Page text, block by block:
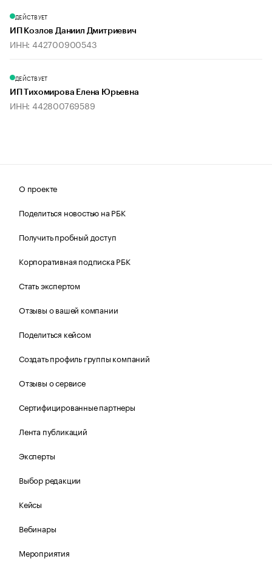
ДЕЙСТВУЕТ
ИП Козлов Даниил Дмитриевич
ИНН: 442700900543
ДЕЙСТВУЕТ
ИП Тихомирова Елена Юрьевна
ИНН: 442800769589
О проекте
Поделиться новостью на РБК
Получить пробный доступ
Корпоративная подписка РБК
Стать экспертом
Отзывы о вашей компании
Поделиться кейсом
Создать профиль группы компаний
Отзывы о сервисе
Сертифицированные партнеры
Лента публикаций
Эксперты
Выбор редакции
Кейсы
Вебинары
Мероприятия